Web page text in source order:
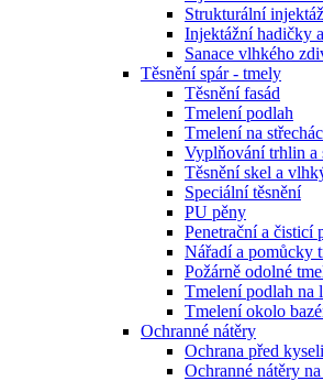
Strukturální
Injektážní hadičky
Sanace vlhkého
Těsnění spár - tmely
Těsnění fasád
Tmelení podlah
Tmelení na
Vyplňování trhlin a
Těsnění skel a
Speciální těsnění
PU pěny
Penetrační a čisticí
Nářadí a pomůcky
Požárně odolné
Tmelení podlah na
Tmelení okolo
Ochranné nátěry
Ochrana před
Ochranné nátěry